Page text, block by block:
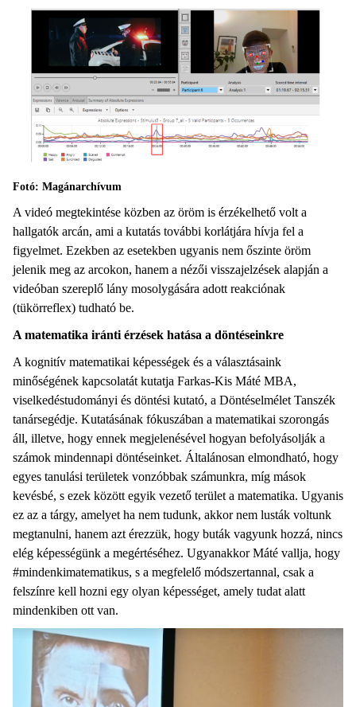
Fotó: Magánarchívum
A videó megtekintése közben az öröm is érzékelhető volt a
hallgatók arcán, ami a kutatás további korlátjára hívja fel a
figyelmet. Ezekben az esetekben ugyanis nem őszinte öröm
jelenik meg az arcokon, hanem a nézői visszajelzések alapján a
videóban szereplő lány mosolygására adott reakciónak
(tükörreflex) tudható be.
A matematika iránti érzések hatása a döntéseinkre
A kognitív matematikai képességek és a választásaink
minőségének kapcsolatát kutatja Farkas-Kis Máté MBA,
viselkedéstudományi és döntési kutató, a Döntéselmélet Tanszék
tanársegédje. Kutatásának fókuszában a matematikai szorongás
áll, illetve, hogy ennek megjelenésével hogyan befolyásolják a
számok mindennapi döntéseinket. Általánosan elmondható, hogy
egyes tanulási területek vonzóbbak számunkra, míg mások
kevésbé, s ezek között egyik vezető terület a matematika. Ugyanis
ez az a tárgy, amelyet ha nem tudunk, akkor nem lusták voltunk
megtanulni, hanem azt érezzük, hogy buták vagyunk hozzá, nincs
elég képességünk a megértéséhez. Ugyanakkor Máté vallja, hogy
#mindenkimatematikus, s a megfelelő módszertannal, csak a
felszínre kell hozni egy olyan képességet, amely tudat alatt
mindenkiben ott van.